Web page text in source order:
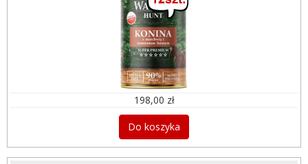
198,00 zł
Do koszyka